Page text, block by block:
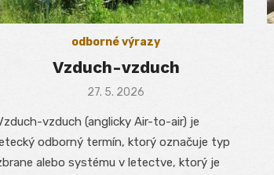
odborné výrazy
Vzduch-vzduch
Posted
27. 5. 2026
vzduch (anglicky Air-to-air) je
odborný termín, ktorý označuje typ
alebo systému v letectve, ktorý je